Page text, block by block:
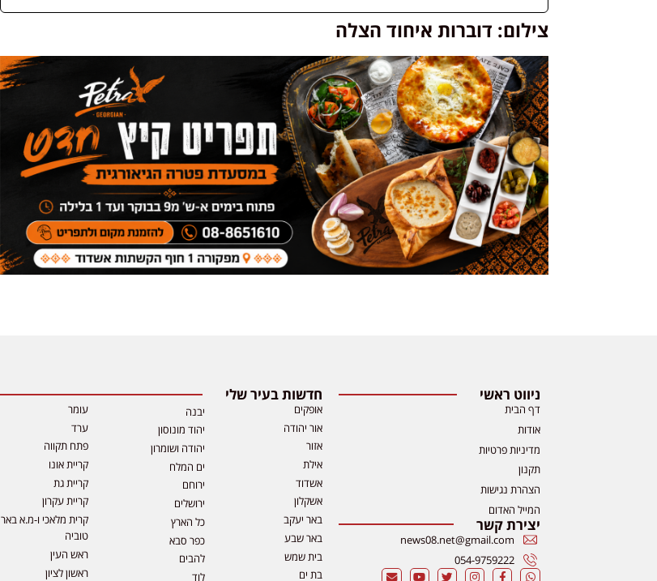
צילום: דוברות איחוד הצלה
ניווט ראשי
דף הבית
אודות
מדיניות פרטיות
תקנון
הצהרת נגישות
המייל האדום
יצירת קשר
news08.net@gmail.com
054-9759222
חדשות בעיר שלי
אופקים
אור יהודה
אזור
אילת
אשדוד
אשקלון
באר יעקב
באר שבע
בית שמש
בת ים
יבנה
יהוד מונוסון
יהודה ושומרון
ים המלח
ירוחם
ירושלים
כל הארץ
כפר סבא
להבים
לוד
עומר
ערד
פתח תקווה
קריית אונו
קריית גת
קריית עקרון
קרית מלאכי ו-מ.א באר
טוביה
ראש העין
ראשון לציון